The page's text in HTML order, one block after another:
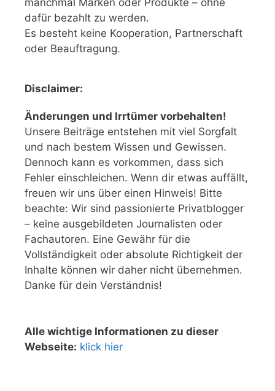
manchmal Marken oder Produkte – ohne
dafür bezahlt zu werden.
Es besteht keine Kooperation, Partnerschaft
oder Beauftragung.
Disclaimer:
Änderungen und Irrtümer vorbehalten!
Unsere Beiträge entstehen mit viel Sorgfalt
und nach bestem Wissen und Gewissen.
Dennoch kann es vorkommen, dass sich
Fehler einschleichen. Wenn dir etwas auffällt,
freuen wir uns über einen Hinweis! Bitte
beachte: Wir sind passionierte Privatblogger
– keine ausgebildeten Journalisten oder
Fachautoren. Eine Gewähr für die
Vollständigkeit oder absolute Richtigkeit der
Inhalte können wir daher nicht übernehmen.
Danke für dein Verständnis!
Alle wichtige Informationen zu dieser
Webseite: klick hier